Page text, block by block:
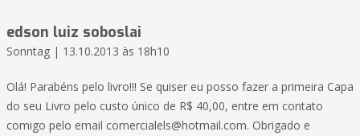
edson luiz soboslai
Sonntag | 13.10.2013 às 18h10
Olá! Parabéns pelo livro!!! Se quiser eu posso fazer a primeira Capa
do seu Livro pelo custo único de R$ 40,00, entre em contato
comigo pelo email comercialels@hotmail.com. Obrigado e